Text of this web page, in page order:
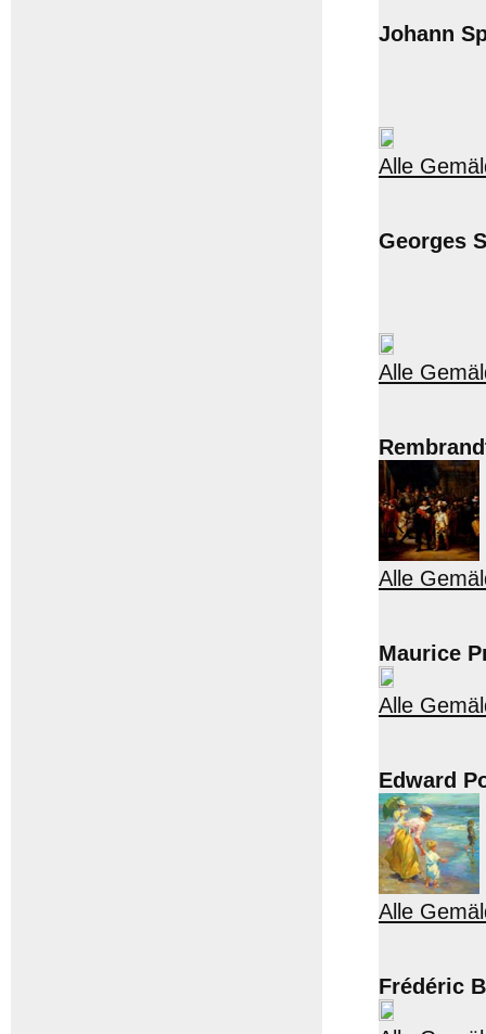
Johann
Alle
Georges
Alle
Alle
Maurice
Alle
Edward
Alle
Frédéric